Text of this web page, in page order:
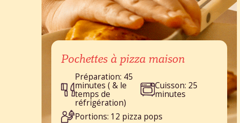
Pochettes à pizza maison
Préparation: 45
minutes ( & le
temps de
réfrigération)
Cuisson: 25
minutes
Portions: 12 pizza pops